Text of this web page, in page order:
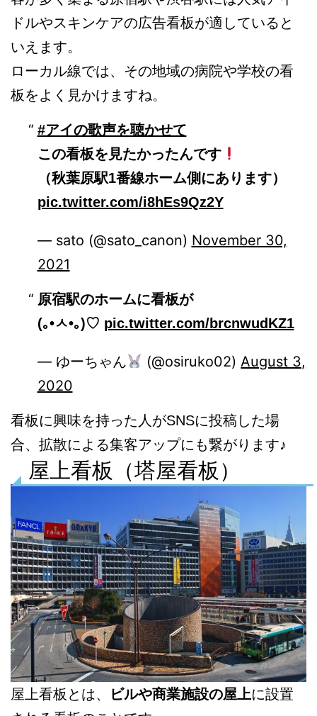
ドルやスキンケアの広告看板が適していると
いえます。
ローカル線では、その地域の病院や学校の看
板をよく見かけますね。
#アイの歌声を聴かせて
この看板を見たかったんです
（秋葉原駅1番線ホーム側にあります）
pic.twitter.com/i8hEs9Qz2Y
— sato (@sato_canon) November 30,
2021
原宿駅のホームに看板が
(｡•ㅅ•｡)♡ pic.twitter.com/brcnwudKZ1
— ゆーちゃん (@osiruko02)August 3,
2020
看板に興味を持った人がSNSに投稿した場
合、拡散による集客アップにも繋がります♪
屋上看板（塔屋看板）
屋上看板とは、 ビルや商業施設の屋上に設置